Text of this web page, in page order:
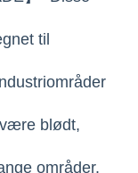
til
blødt,
områder.